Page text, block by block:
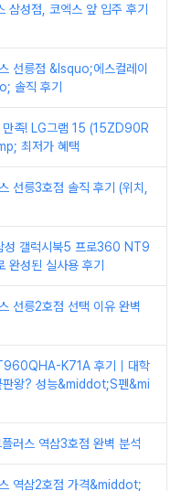
삼성점, 코엑스 앞 입주 후기
선릉점 &lsquo;에스컬레이
솔직 후기
족! LG그램 15 (15ZD90R
최저가 혜택
선릉3호점 솔직 후기 (위치,
성 갤럭시북5 프로360 NT9
성된 실사용 후기
선릉2호점 선택 이유 완벽
K71A 후기｜대학
왕? 성능&middot;S펜&mi
러스 역삼3호점 완벽 분석
역삼2호점 가격&middot;